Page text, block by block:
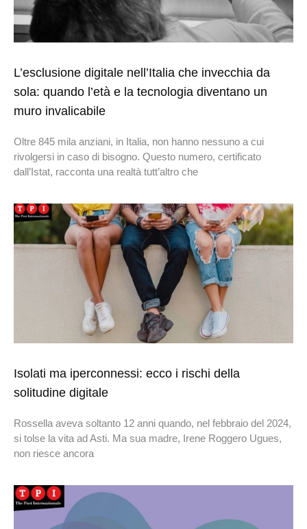
L’esclusione digitale nell’Italia che invecchia da
sola: quando l’età e la tecnologia diventano un
muro invalicabile
Oltre 845 mila anziani, in Italia, non hanno nessuno a cui
rivolgersi in caso di bisogno. Questo numero, certificato
dall’Istat, racconta una realtà tutt’altro che
Isolati ma iperconnessi: ecco i rischi della
solitudine digitale
Rossella aveva soltanto 12 anni quando, nel febbraio del 2024,
si tolse la vita ad Asti. Ma sua madre, Irene Roggero Ugues,
non riesce ancora